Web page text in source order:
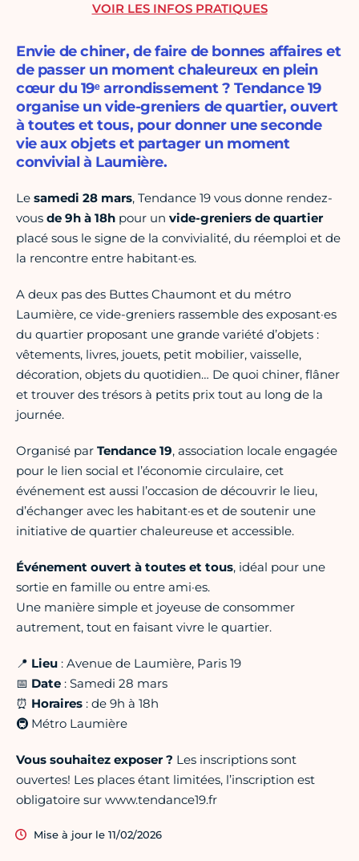
Envie de chiner, de faire de bonnes affaires et
de passer un moment chaleureux en plein
cœur du 19ᵉ arrondissement ? Tendance 19
organise un vide-greniers de quartier, ouvert
à toutes et tous, pour donner une seconde
vie aux objets et partager un moment
convivial à Laumière.
Le samedi 28 mars, Tendance 19 vous donne rendez-
vous de 9h à 18h pour un vide-greniers de quartier
placé sous le signe de la convivialité, du réemploi et de
la rencontre entre habitant·es.
A deux pas des Buttes Chaumont et du métro
Laumière, ce vide-greniers rassemble des exposant·es
du quartier proposant une grande variété d’objets :
vêtements, livres, jouets, petit mobilier, vaisselle,
décoration, objets du quotidien… De quoi chiner, flâner
et trouver des trésors à petits prix tout au long de la
journée.
Organisé par Tendance 19, association locale engagée
pour le lien social et l’économie circulaire, cet
événement est aussi l’occasion de découvrir le lieu,
d’échanger avec les habitant·es et de soutenir une
initiative de quartier chaleureuse et accessible.
Événement ouvert à toutes et tous, idéal pour une
sortie en famille ou entre ami·es.
Une manière simple et joyeuse de consommer
autrement, tout en faisant vivre le quartier.
📍 Lieu : Avenue de Laumière, Paris 19
📅 Date : Samedi 28 mars
⏰ Horaires : de 9h à 18h
🚇 Métro Laumière
Vous souhaitez exposer ? Les inscriptions sont
ouvertes! Les places étant limitées, l’inscription est
obligatoire sur www.tendance19.fr
Mise à jour le 11/02/2026
VOIR LES INFOS PRATIQUES